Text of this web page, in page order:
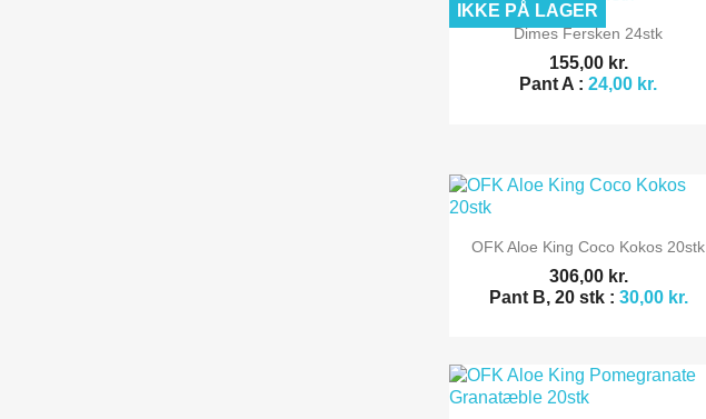
 Vis her
Dimes Fersken 24stk
155,00 kr.
Pant A :24,00 kr.
IKKE PÅ LAGER
 Vis her
OFK Aloe King Coco Kokos 20stk
306,00 kr.
Pant B, 20 stk : 30,00 kr.